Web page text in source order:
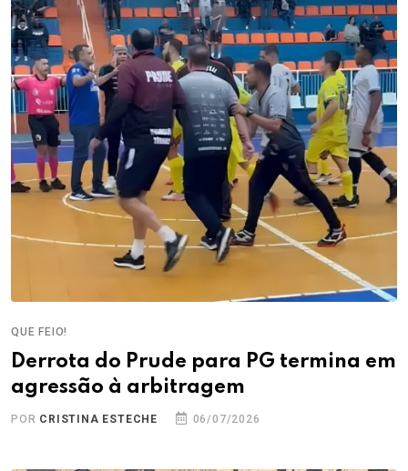
QUE FEIO!
Derrota do Prude para PG termina em
agressão à arbitragem
POR CRISTINA ESTECHE 06/07/2026